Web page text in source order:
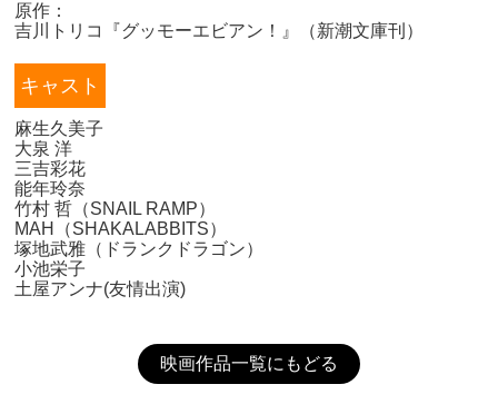
原作：
吉川トリコ『グッモーエビアン！』（新潮文庫刊）
キャスト
麻生久美子
大泉 洋
三吉彩花
能年玲奈
竹村 哲（SNAIL RAMP）
MAH（SHAKALABBITS）
塚地武雅（ドランクドラゴン）
小池栄子
土屋アンナ(友情出演)
映画作品一覧にもどる